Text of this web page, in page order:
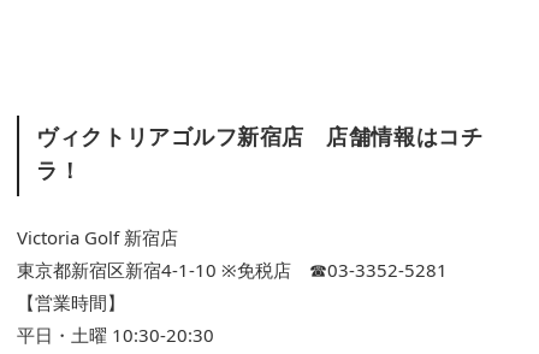
ヴィクトリアゴルフ新宿店 店舗情報はコチ
ラ！
Victoria Golf 新宿店
東京都新宿区新宿4-1-10 ※免税店 ☎03-3352-5281
【営業時間】
平日・土曜 10:30-20:30